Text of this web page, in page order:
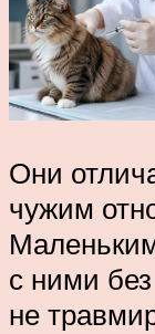
Они
чужим
с ними
не